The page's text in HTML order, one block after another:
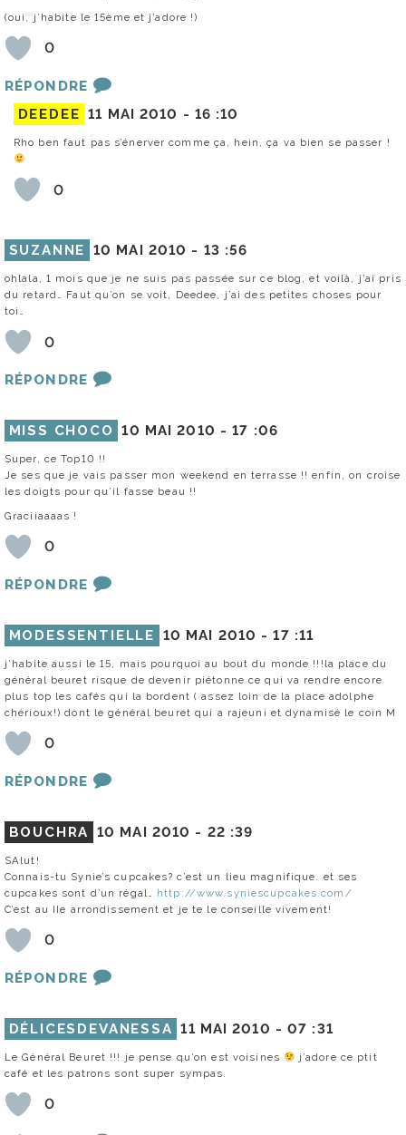
(oui, j’habite le 15ème et j’adore !)
0
RÉPONDRE
DEEDEE 11 MAI 2010 - 16 :10
Rho ben faut pas s’énerver comme ça, hein, ça va bien se passer !
0
SUZANNE 10 MAI 2010 - 13 :56
ohlala, 1 mois que je ne suis pas passée sur ce blog, et voilà, j’ai pris
du retard… Faut qu’on se voit, Deedee, j’ai des petites choses pour
toi…
0
RÉPONDRE
MISS CHOCO 10 MAI 2010 -17 :06
Super, ce Top10 !!
Je ses que je vais passer mon weekend en terrasse !! enfin, on croise
les doigts pour qu’il fasse beau !!
Graciiaaaas !
0
RÉPONDRE
MODESSENTIELLE 10 MAI 2010 -17 :11
j’habite aussi le 15, mais pourquoi au bout du monde !!!la place du
général beuret risque de devenir piétonne ce qui va rendre encore
plus top les cafés qui la bordent ( assez loin de la place adolphe
chérioux!) dont le général beuret qui a rajeuni et dynamisé le coin M
0
RÉPONDRE
BOUCHRA 10 MAI 2010 - 22 :39
SAlut!
Connais-tu Synie’s cupcakes? c’est un lieu magnifique. et ses
cupcakes sont d’un régal… http://www.syniescupcakes.com/
C’est au IIe arrondissement et je te le conseille vivement!
0
RÉPONDRE
DÉLICESDEVANESSA 11 MAI 2010 -07 :31
Le Général Beuret !!! je pense qu’on est voisines
j’adore ce ptit
café et les patrons sont super sympas.
0